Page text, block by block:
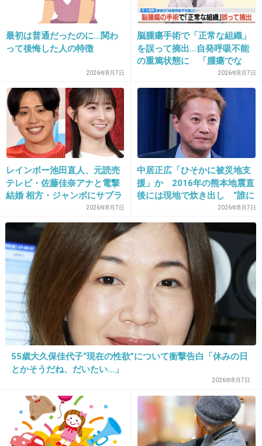
喪女板の自画像スレとか五七五七七とか秀逸す
ぎるもんｗ
+20 -1
28. 匿名 2013/05/08(水) 07:30:37
最近トイレ我慢できる時間が短いと思ってた。
これか。
+31 -4
この人面白いwww
ブログ…思わず、ブックマークに保存しちゃっ
たわ。
+67 -6
30. 匿名2013/05/08(水) 07:40:40
女捨ててる風に聞こえて笑えない…
+11 -47
最初は普通だったのに…関わ
って後悔した人の特徴
2026年8月7日
脳腫瘍手術で「正常な組織」
を誤って摘出…自発呼吸不能
の重篤状態に 「腫瘍でな
い」結果出ても“勘違い”で摘
出継続 通常の生活送ってい
た患者が手足も動かず 京大
2026年8月7日
レインボー池田直人、元読売
テレビ・佐藤佳奈アナと電撃
結婚 相方・ジャンボにサプラ
2026年8月7日
中居正広「ひそかに被災地支
援」か 2016年の熊本地震直
後には現地で炊き出し “誰に
も知られなくて良い”と、むし
ろ強まる福祉活動への思い
2026年8月7日
55歳大久保佳代子“現在の性欲”について衝撃告白「休みの日
とかそうだね、だいたい…」
2026年8月7日